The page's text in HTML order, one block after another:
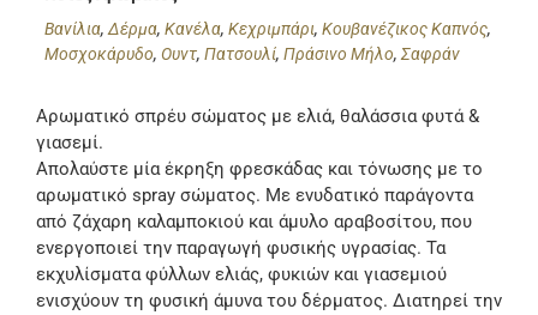
Βανίλια,Δέρμα,Κανέλα,Κεχριμπάρι,Κουβανέζικος Καπνός,
Μοσχοκάρυδο, Ουντ,Πατσουλί,Πράσινο Μήλο,Σαφράν
Αρωματικό σπρέυ σώματος με ελιά, θαλάσσια φυτά &
γιασεμί.
Απολαύστε μία έκρηξη φρεσκάδας και τόνωσης με το
αρωματικό spray σώματος. Με ενυδατικό παράγοντα
από ζάχαρη καλαμποκιού και άμυλο αραβοσίτου, που
ενεργοποιεί την παραγωγή φυσικής υγρασίας. Τα
εκχυλίσματα φύλλων ελιάς, φυκιών και γιασεμιού
ενισχύουν τη φυσική άμυνα του δέρματος. Διατηρεί την